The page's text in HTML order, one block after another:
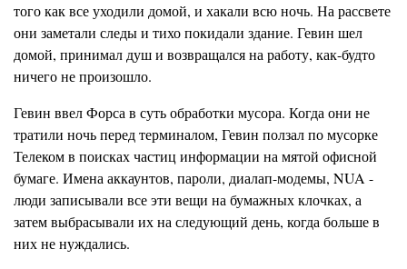
того как все уходили домой, и хакали всю ночь. На рассвете
они заметали следы и тихо покидали здание. Гевин шел
домой, принимал душ и возвращался на работу, как-будто
ничего не произошло.
Гевин ввел Форса в суть обработки мусора. Когда они не
тратили ночь перед терминалом, Гевин ползал по мусорке
Телеком в поисках частиц информации на мятой офисной
бумаге. Имена аккаунтов, пароли, диалап-модемы, NUA -
люди записывали все эти вещи на бумажных клочках, а
затем выбрасывали их на следующий день, когда больше в
них не нуждались.